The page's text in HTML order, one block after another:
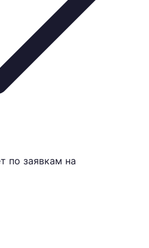
по заявкам на